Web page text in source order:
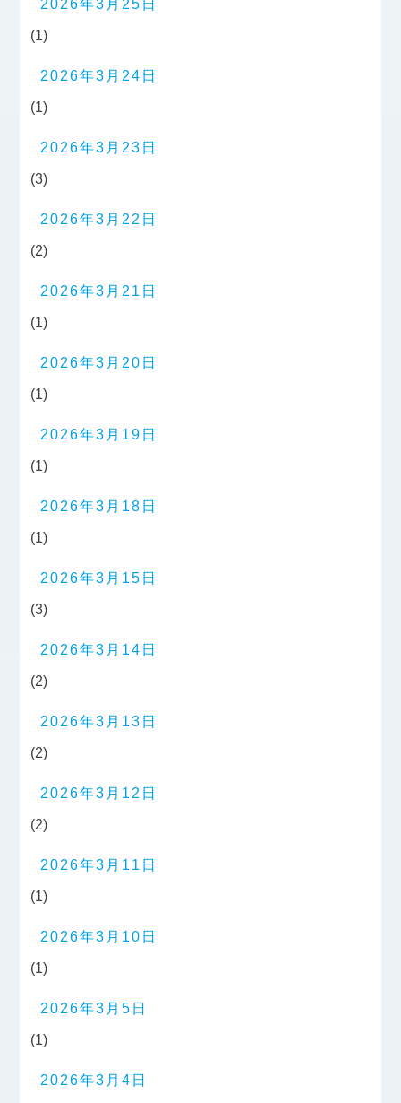
2026年3月25日
(1)
2026年3月24日
(1)
2026年3月23日
(3)
2026年3月22日
(2)
2026年3月21日
(1)
2026年3月20日
(1)
2026年3月19日
(1)
2026年3月18日
(1)
2026年3月15日
(3)
2026年3月14日
(2)
2026年3月13日
(2)
2026年3月12日
(2)
2026年3月11日
(1)
2026年3月10日
(1)
2026年3月5日
(1)
2026年3月4日